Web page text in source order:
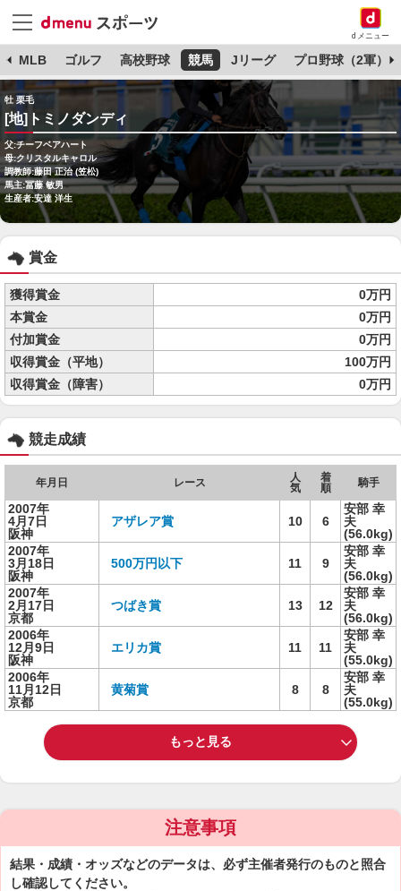
dメニュー
MLB ゴルフ 高校野球 競馬 Jリーグ プロ野球（2軍）
牡 栗毛
[地]トミノダンディ
父:チーフベアハート
母:クリスタルキャロル
調教師:藤田 正治 (笠松)
馬主:冨藤 敏男
生産者:安達 洋生
賞金
獲得賞金
0万円
本賞金
0万円
付加賞金
0万円
収得賞金（平地）
100万円
収得賞金（障害）
0万円
競走成績
年月日 レース
人
気
着
順
騎手
2007年
4月7日
阪神
アザレア賞 10 6
安部 幸
夫
(56.0kg)
2007年
3月18日
阪神
500万円以下 11 9
安部 幸
夫
(56.0kg)
2007年
2月17日
京都
つばき賞 13 12
安部 幸
夫
(56.0kg)
2006年
12月9日
阪神
エリカ賞 11 11
安部 幸
夫
(55.0kg)
2006年
11月12日
京都
黄菊賞 8 8
安部 幸
夫
(55.0kg)
もっと見る
注意事項
結果・成績・オッズなどのデータは、必ず主催者発行のものと照合
し確認してください。